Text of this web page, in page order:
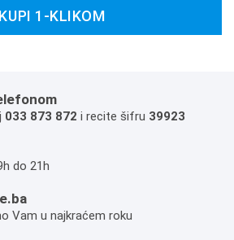
KUPI 1-KLIKOM
033 873 872 i recite šifru 39923
do 21h
Vam u najkraćem roku